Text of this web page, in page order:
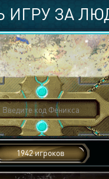
ИГРУ ЗА
1942 игроков